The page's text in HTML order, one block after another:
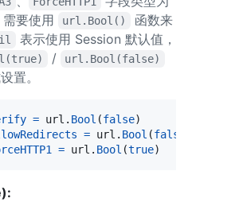
需要使用 url.Bool()
函数来
表示使用 Session 默认值，
/ url.Bool(false)
置。
= url . Bool (false)
= url . Bool (false
= url . Bool (true)